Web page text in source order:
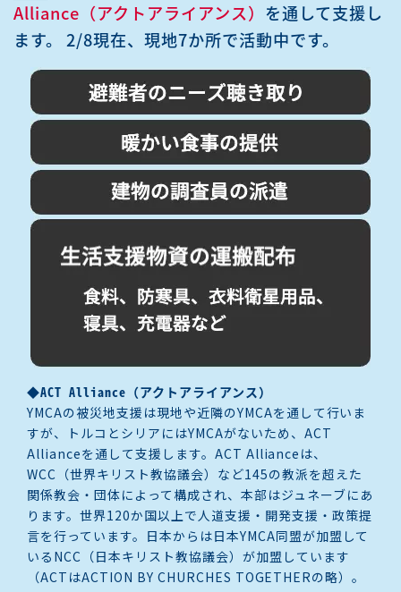
Alliance（アクトアライアンス） を通して支援し
ます。 2/8現在、現地7か所で活動中です。
◆ACT Alliance（アクトアライアンス）
YMCAの被災地支援は現地や近隣のYMCAを通して行いま
すが、トルコとシリアにはYMCAがないため、 ACT
Allianceを通して支援します。 ACT Allianceは、
WCC （世界キリスト教協議会）など145の教派を超えた
関係教会・団体によって構成され、本部はジュネーブにあ
ります。世界120か国以上で人道支援・開発支援・政策提
言を行っています。日本からは日本YMCA同盟が加盟して
いる NCC （日本キリスト教協議会）が加盟しています
（ACT はACTION BY CHURCHES TOGETHERの略）。